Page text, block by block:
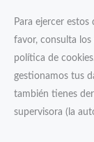
Para ejercer
favor, consulta
política de
gestionamos tus
también tienes
supervisora (la